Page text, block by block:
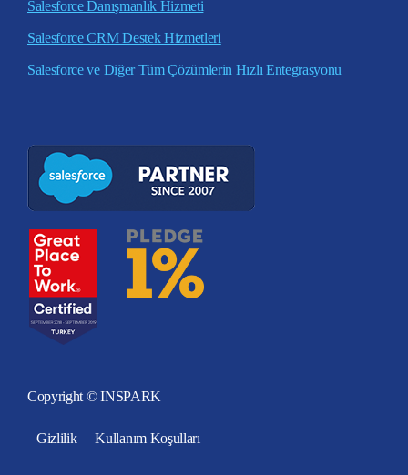
Salesforce Danışmanlık Hizmeti
Salesforce CRM Destek Hizmetleri
Salesforce ve Diğer Tüm Çözümlerin Hızlı Entegrasyonu
Copyright © INSPARK
Gizlilik Kullanım Koşulları